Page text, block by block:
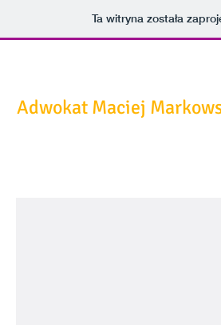
Ta witryna została
Adwokat Maciej